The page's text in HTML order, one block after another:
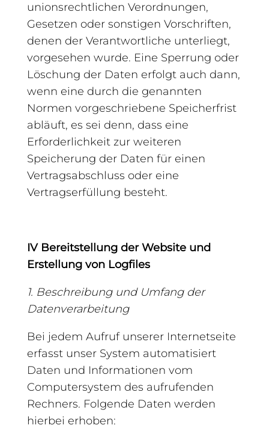
unionsrechtlichen Verordnungen,
Gesetzen oder sonstigen Vorschriften,
denen der Verantwortliche unterliegt,
vorgesehen wurde. Eine Sperrung oder
Löschung der Daten erfolgt auch dann,
wenn eine durch die genannten
Normen vorgeschriebene Speicherfrist
abläuft, es sei denn, dass eine
Erforderlichkeit zur weiteren
Speicherung der Daten für einen
Vertragsabschluss oder eine
Vertragserfüllung besteht.
IV Bereitstellung der Website und
Erstellung von Logfiles
1. Beschreibung und Umfang der
Datenverarbeitung
Bei jedem Aufruf unserer Internetseite
erfasst unser System automatisiert
Daten und Informationen vom
Computersystem des aufrufenden
Rechners. Folgende Daten werden
hierbei erhoben: